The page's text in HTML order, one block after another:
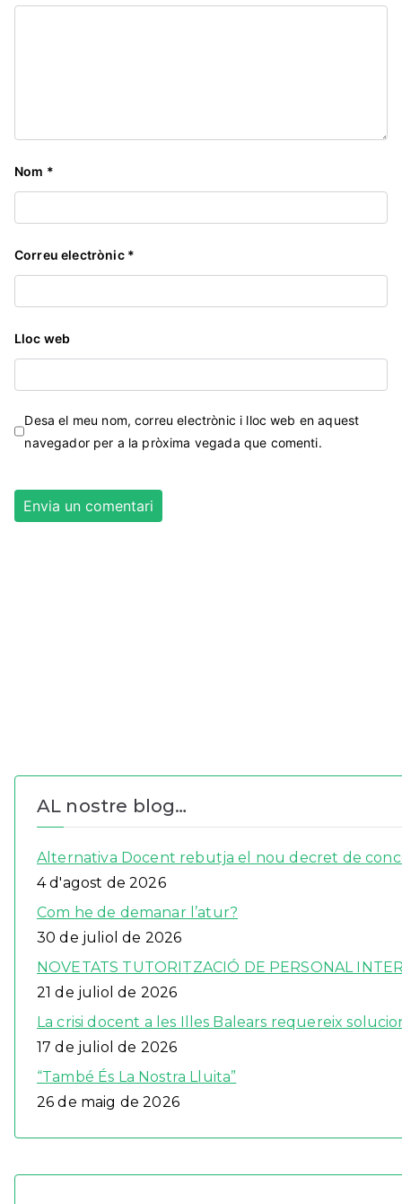
Nom *
Correu electrònic *
Lloc web
Desa el meu nom, correu electrònic i lloc web en aquest
navegador per a la pròxima vegada que comenti.
AL nostre blog…
Alternativa Docent rebutja el nou decret de
4 d'agost de 2026
Com he de demanar l’atur?
30 de juliol de 2026
NOVETATS TUTORITZACIÓ DE PERSONAL
21 de juliol de 2026
La crisi docent a les Illes Balears requereix
17 de juliol de 2026
“També És La Nostra Lluita”
26 de maig de 2026